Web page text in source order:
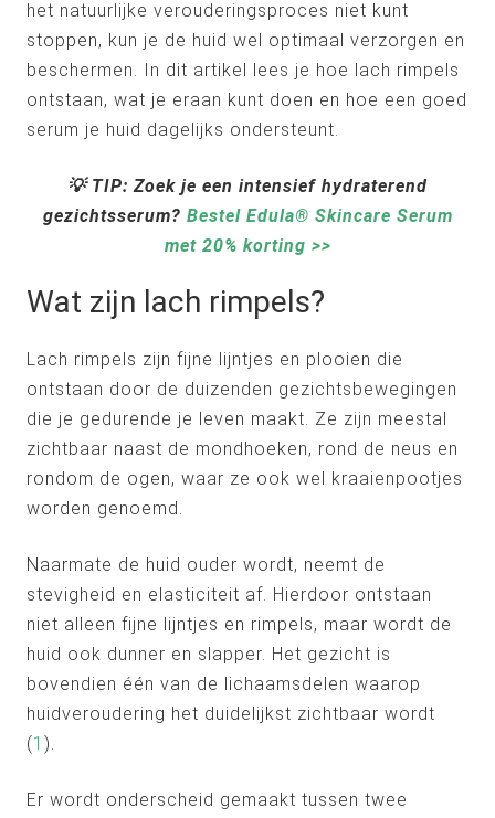
het natuurlijke verouderingsproces niet kunt
stoppen, kun je de huid wel optimaal verzorgen en
beschermen. In dit artikel lees je hoe lach rimpels
ontstaan, wat je eraan kunt doen en hoe een goed
serum je huid dagelijks ondersteunt.
💡 TIP: Zoek je een intensief hydraterend
gezichtsserum? Bestel Edula® Skincare Serum
met 20% korting >>
Wat zijn lach rimpels?
Lach rimpels zijn fijne lijntjes en plooien die
ontstaan door de duizenden gezichtsbewegingen
die je gedurende je leven maakt. Ze zijn meestal
zichtbaar naast de mondhoeken, rond de neus en
rondom de ogen, waar ze ook wel kraaienpootjes
worden genoemd.
Naarmate de huid ouder wordt, neemt de
stevigheid en elasticiteit af. Hierdoor ontstaan
niet alleen fijne lijntjes en rimpels, maar wordt de
huid ook dunner en slapper. Het gezicht is
bovendien één van de lichaamsdelen waarop
huidveroudering het duidelijkst zichtbaar wordt
(1 ).
Er wordt onderscheid gemaakt tussen twee